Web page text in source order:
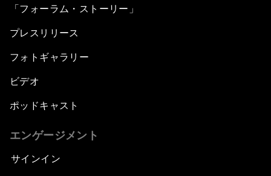
「フォーラム・ストーリー」
プレスリリース
フォトギャラリー
ビデオ
ポッドキャスト
エンゲージメント
サインイン